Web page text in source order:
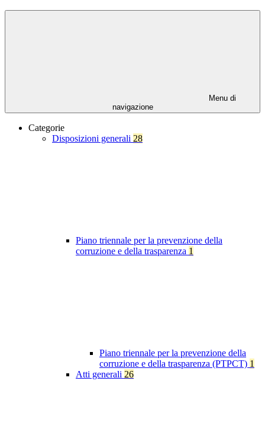
Menu di
navigazione
Categorie
Disposizioni generali 28
Piano triennale per la prevenzione della
corruzione e della trasparenza 1
Piano triennale per la prevenzione della
corruzione e della trasparenza (PTPCT) 1
Atti generali 26